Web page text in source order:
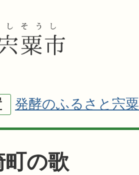
発酵のふるさと宍粟
町の歌